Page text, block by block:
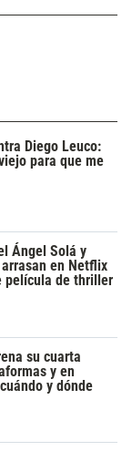
Diego Leuco:
para que me
Ángel Solá y
en Netflix
película de thriller
su cuarta
y en
y dónde